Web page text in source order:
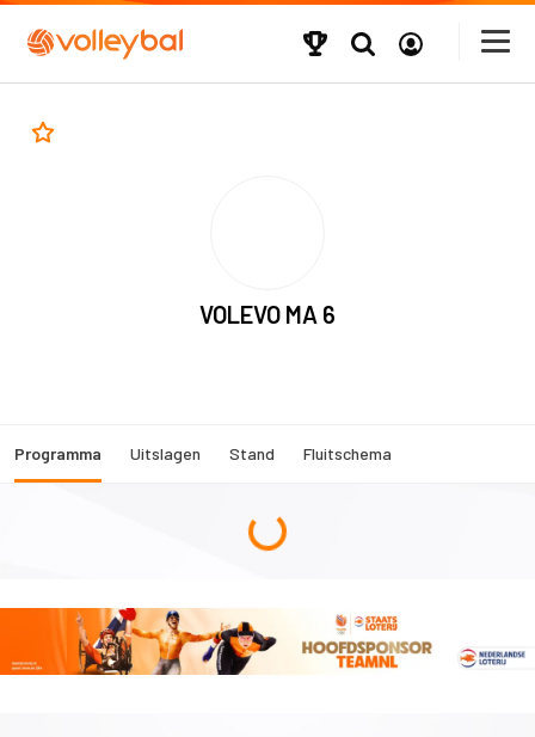
VOLEVO MA 6
Programma Uitslagen Stand Fluitschema